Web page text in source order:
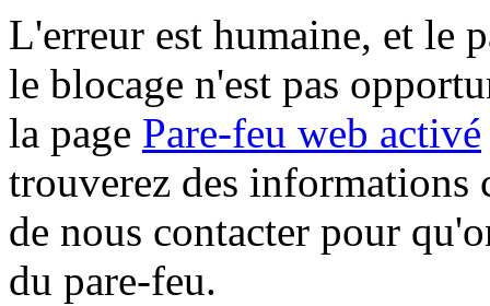
L'erreur est humaine, et le
le blocage n'est pas
la page Pare-feu web activé
trouverez des informations
de nous contacter pour
du pare-feu.